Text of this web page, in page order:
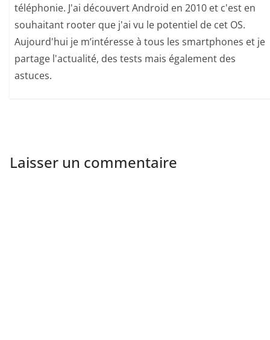
téléphonie. J'ai découvert Android en 2010 et c'est en
souhaitant rooter que j'ai vu le potentiel de cet OS.
Aujourd'hui je m’intéresse à tous les smartphones et je
partage l'actualité, des tests mais également des
astuces.
Laisser un commentaire